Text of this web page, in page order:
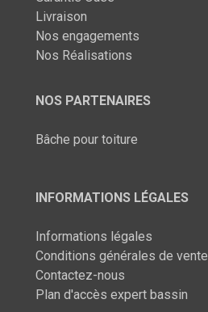
Livraison
Nos engagements
Nos Réalisations
NOS PARTENAIRES
Bâche pour toiture
INFORMATIONS LÉGALES
Informations légales
Conditions générales de vente
Contactez-nous
Plan d'accès expert bassin